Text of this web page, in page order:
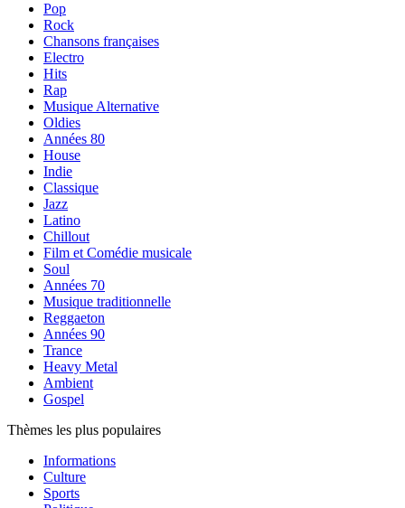
Pop
Rock
Chansons françaises
Electro
Hits
Rap
Musique Alternative
Oldies
Années 80
House
Indie
Classique
Jazz
Latino
Chillout
Film et Comédie musicale
Soul
Années 70
Musique traditionnelle
Reggaeton
Années 90
Trance
Heavy Metal
Ambient
Gospel
Thèmes les plus populaires
Informations
Culture
Sports